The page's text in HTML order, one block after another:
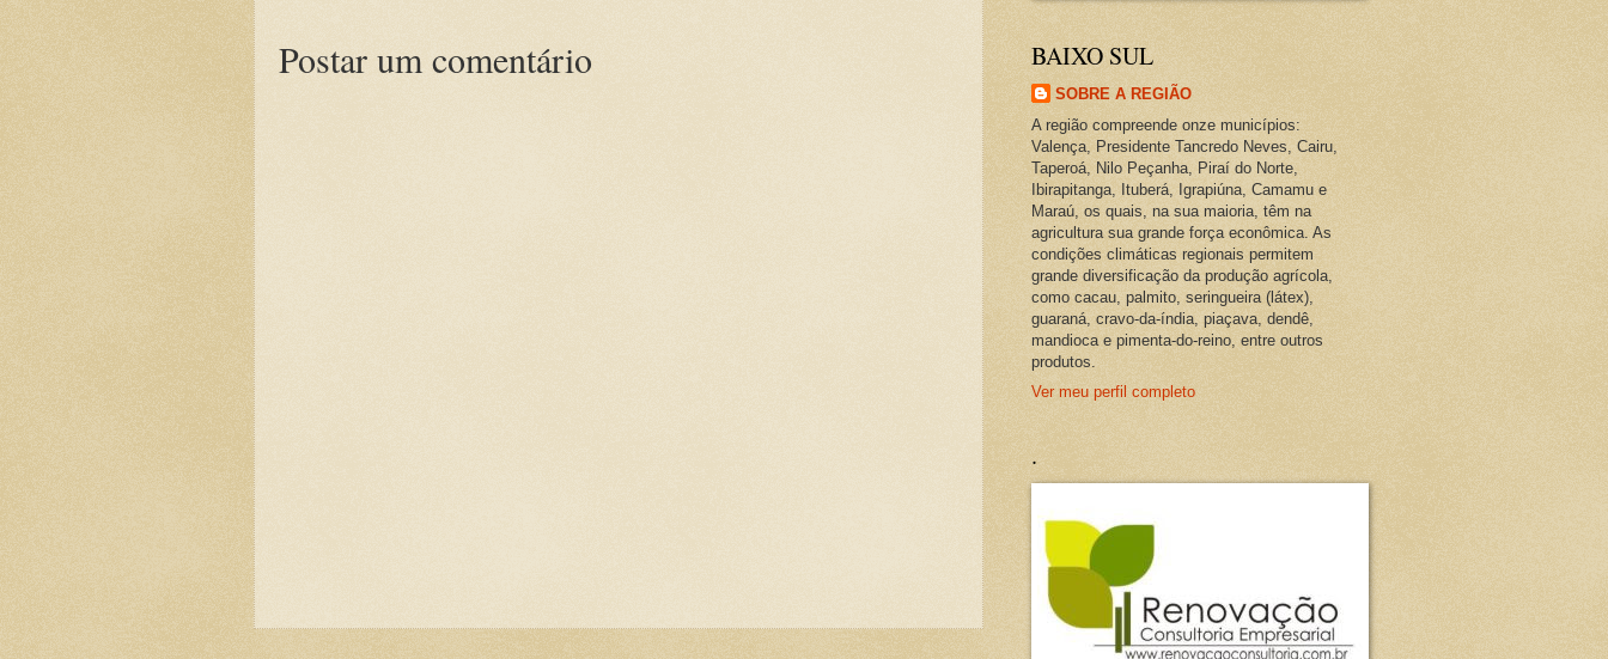
Postar um comentário
BAIXO SUL
SOBRE A REGIÃO
A região compreende onze municípios:
Valença, Presidente Tancredo Neves, Cairu,
Taperoá, Nilo Peçanha, Piraí do Norte,
Ibirapitanga, Ituberá, Igrapiúna, Camamu e
Maraú, os quais, na sua maioria, têm na
agricultura sua grande força econômica. As
condições climáticas regionais permitem
grande diversificação da produção agrícola,
como cacau, palmito, seringueira (látex),
guaraná, cravo-da-índia, piaçava, dendê,
mandioca e pimenta-do-reino, entre outros
produtos.
Ver meu perfil completo
.